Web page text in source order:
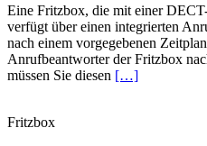
Eine Fritzbox, die mit einer
verfügt über einen integrierten
nach einem vorgegebenen
Anrufbeantworter der Fritzbox
müssen Sie diesen […]
Fritzbox